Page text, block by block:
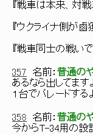
『戦車は本来、対
『ウクライナ側が
『戦車同士の戦い
357 名前： 普通の
あるなら出してます
１台でパレードする
358 名前： 普通の
今からT-34用の設